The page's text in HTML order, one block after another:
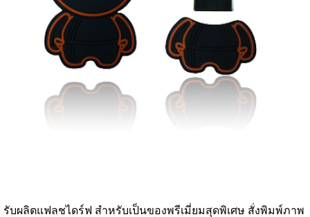
รับผลิตแฟลชไดร์ฟ สำหรับเป็นของพรีเมี่ยมสุดพิเศษ สั่งพิมพ์ภาพ